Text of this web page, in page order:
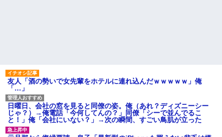
友人「酒の勢いで女先輩をホテルに連れ込んだｗｗｗｗｗ」俺
「…」
日曜日、会社の窓を見ると同僚の姿。俺（あれ？ディズニーシー
じゃ？）→俺電話「今何してんの？」同僚「シーで並んでるこ
と！」俺「会社にいない？」→次の瞬間、すごい鳥肌が立った